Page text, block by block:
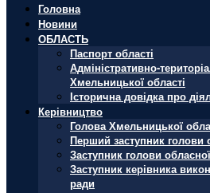
Головна
Новини
ОБЛАСТЬ
Паспорт області
Адміністративно-
Хмельницької області
Історична довідка про
Керівництво
Голова Хмельницької
Перший заступник голови
Заступник голови
Заступник керівника
ради